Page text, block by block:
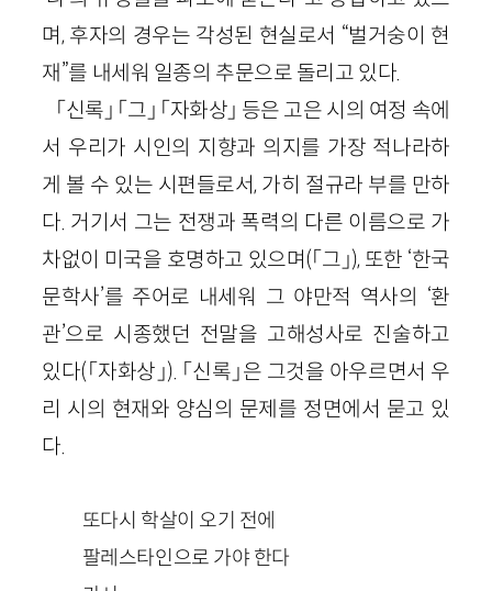
며, 후자의 경우는 각성된 현실로서 “벌거숭이 현
재”를 내세워 일종의 추문으로 돌리고 있다.
「신록」 「그」 「자화상」 등은 고은 시의 여정 속에
서 우리가 시인의 지향과 의지를 가장 적나라하
게 볼 수 있는 시편들로서, 가히 절규라 부를 만하
다. 거기서 그는 전쟁과 폭력의 다른 이름으로 가
차없이 미국을 호명하고 있으며(「그」), 또한 ‘한국
문학사’를 주어로 내세워 그 야만적 역사의 ‘환
관’으로 시종했던 전말을 고해성사로 진술하고
있다(「자화상」). 「신록」은 그것을 아우르면서 우
리 시의 현재와 양심의 문제를 정면에서 묻고 있
다.
또다시 학살이 오기 전에
팔레스타인으로 가야 한다